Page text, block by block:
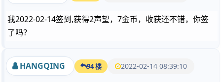
我2022-02-14签到,获得2声望，7金币，收获还不错，你签
了吗？
HANGQING 94 楼 2022-02-14 08:39:10